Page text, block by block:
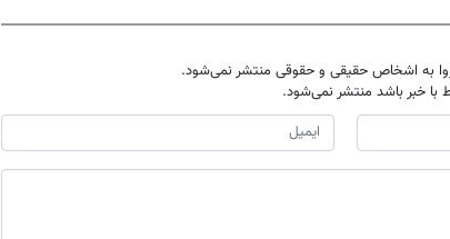
به اشخاص حقیقی و حقوقی منتشر نمی‌شود.
با خبر باشد منتشر نمی‌شود.